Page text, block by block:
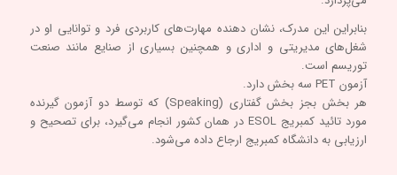
بنابراین این مدرک، نشان دهنده مهارت‌های کاربردی فرد و توانایی او در
شغل‌های مدیریتی و اداری و همچنین بسیاری از صنایع مانند صنعت
توریسم است.
آزمون PET سه بخش دارد.
هر بخش بجز بخش گفتاری (Speaking) که توسط دو آزمون گیرنده
مورد تائید کمبریج ESOL در همان کشور انجام می‌گیرد، برای تصحیح و
ارزیابی به دانشگاه کمبریج ارجاع داده می‌شود.